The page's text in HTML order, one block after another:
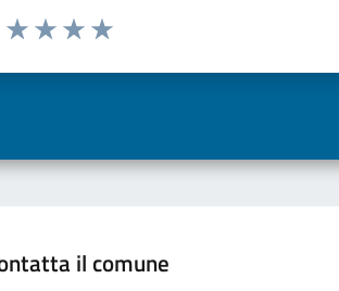
da 1 a 5 stelle la pagina
il comune